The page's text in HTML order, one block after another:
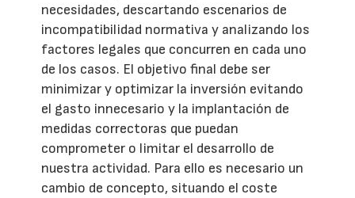
necesidades, descartando escenarios de
incompatibilidad normativa y analizando los
factores legales que concurren en cada uno
de los casos. El objetivo final debe ser
minimizar y optimizar la inversión evitando
el gasto innecesario y la implantación de
medidas correctoras que puedan
comprometer o limitar el desarrollo de
nuestra actividad. Para ello es necesario un
cambio de concepto, situando el coste